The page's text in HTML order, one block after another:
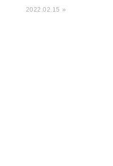
2022.02.15 »